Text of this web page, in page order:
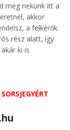
meg nekünk itt a
akkor
a felkérők
rész alatt, így
ki is